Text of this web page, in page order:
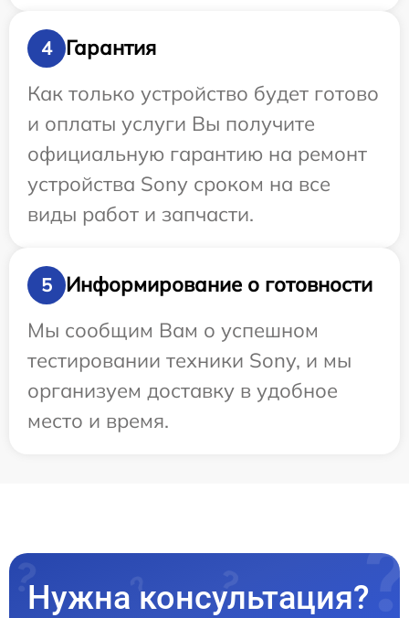
4
Гарантия
Как только устройство будет готово
и оплаты услуги Вы получите
официальную гарантию на ремонт
устройства Sony сроком на все
виды работ и запчасти.
5
Информирование о готовности
Мы сообщим Вам о успешном
тестировании техники Sony, и мы
организуем доставку в удобное
место и время.
Нужна консультация?